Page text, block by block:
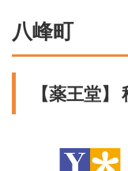
八峰町
【薬王堂